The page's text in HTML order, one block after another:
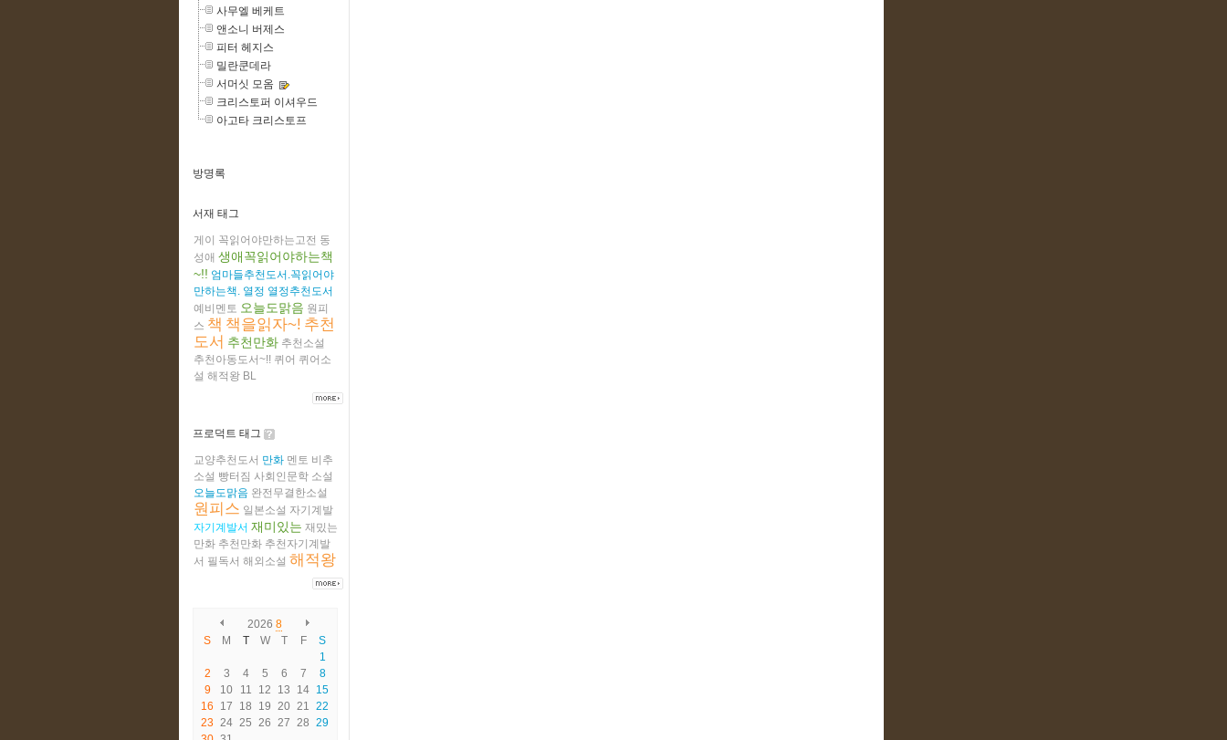
사무엘 베케트
앤소니 버제스
피터 헤지스
밀란쿤데라
서머싯 모옴
크리스토퍼 이셔우드
아고타 크리스토프
방명록
서재 태그
게이 꼭읽어야만하는고전 동
성애 생애꼭읽어야하는책
~!! 엄마들추천도서.꼭읽어야
만하는책. 열정 열정추천도서
예비멘토 오늘도맑음 원피
스 책 책을읽자~! 추천
도서 추천만화 추천소설
추천아동도서~!! 퀴어 퀴어소
설 해적왕 BL
프로덕트 태그
교양추천도서 만화 멘토 비추
소설 빵터짐 사회인문학 소설
오늘도맑음 완전무결한소설
원피스 일본소설 자기계발
자기계발서 재미있는 재밌는
만화 추천만화 추천자기계발
서 필독서 해외소설 해적왕
2026 8
S
M T W T F
S
1
2
3 4 5 6 7
8
9
10 11 12 13 14 15
16
17 18 19 20 21 22
23 24 25 26 27 28 29